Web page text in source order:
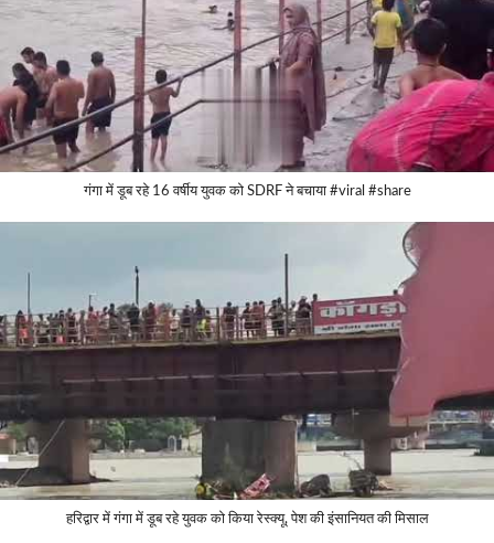
गंगा में डूब रहे 16 वर्षीय युवक को SDRF ने बचाया #viral #share
हरिद्वार में गंगा में डूब रहे युवक को किया रेस्क्यू, पेश की इंसानियत की मिसाल